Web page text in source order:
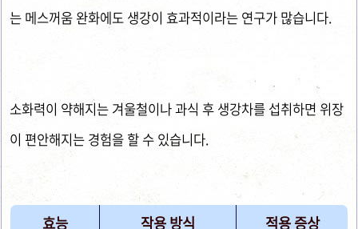
는 메스꺼움 완화에도 생강이 효과적이라는 연구가 많습니다.
소화력이 약해지는 겨울철이나 과식 후 생강차를 섭취하면 위장
이 편안해지는 경험을 할 수 있습니다.
효능 작용 방식
적용 증상